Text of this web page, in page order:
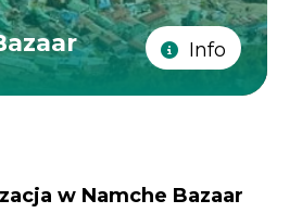
Info
w Namche Bazaar